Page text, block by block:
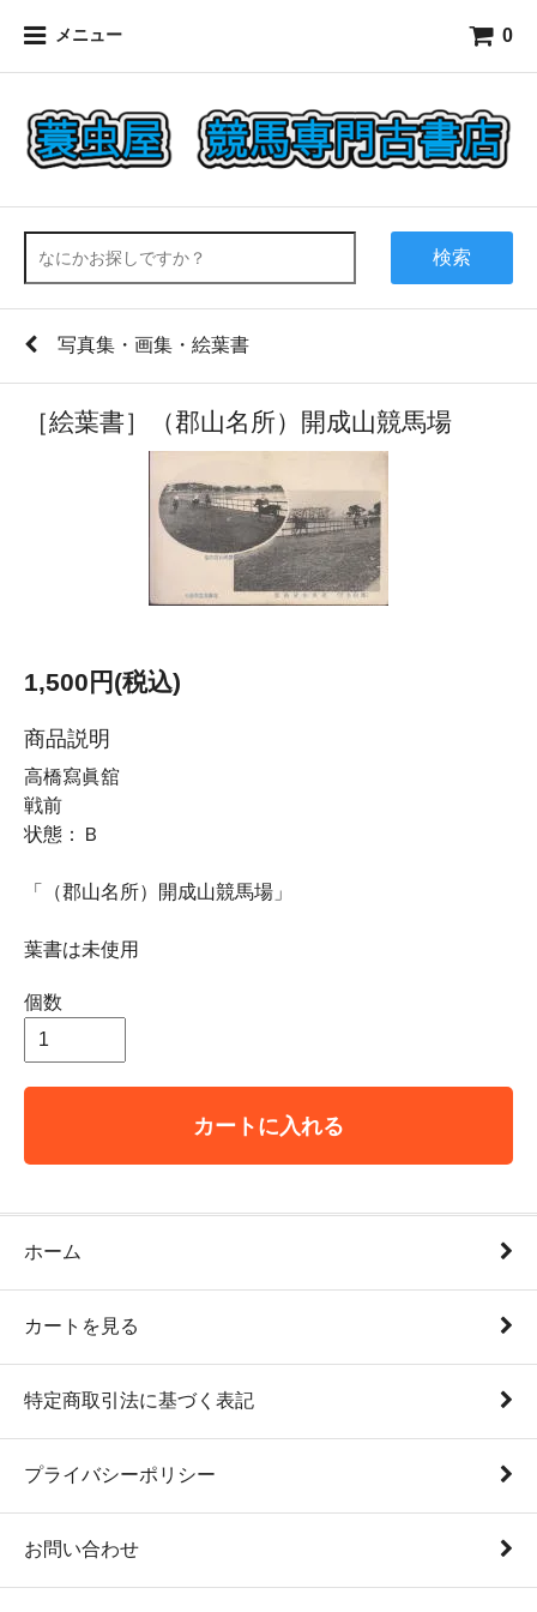
メニュー 0
検索
写真集・画集・絵葉書
［絵葉書］（郡山名所）開成山競馬場
1,500円(税込)
商品説明
高橋寫眞舘
戦前
状態：Ｂ
「（郡山名所）開成山競馬場」
葉書は未使用
個数
カートに入れる
ホーム
カートを見る
特定商取引法に基づく表記
プライバシーポリシー
お問い合わせ